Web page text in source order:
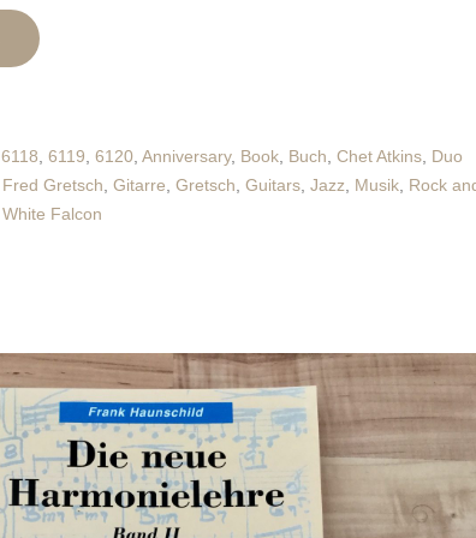
6118, 6119, 6120, Anniversary, Book, Buch, Chet Atkins, Duo
Fred Gretsch, Gitarre, Gretsch, Guitars, Jazz, Musik, Rock
White Falcon